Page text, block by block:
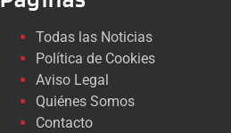
Todas las Noticias
Política de Cookies
Aviso Legal
Quiénes Somos
Contacto